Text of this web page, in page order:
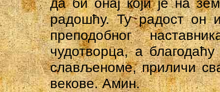
радошћу. Ту радост он
преподобног
чудотворца, а
слављеноме, приличи
векове. Амин.